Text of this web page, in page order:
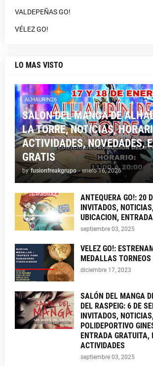
VALDEPEÑAS GO!
VÉLEZ GO!
LO MAS VISTO
ALHAURIN26
SALON DEL MANGA DE
LA TORRE, NOTICIAS,
ACTIVIDADES, NOVEDADES,
GRATIS
by fusionfreakgrupo - enero 16, 2026
ANTEQUERA GO!: 20
INVITADOS,
UBICACION,
septiembre 03, 2025
VELEZ GO!:
MEDALLAS TORNEOS
diciembre 17, 2023
SALÓN DEL MANGA
DEL RASPEIG: 6 DE
INVITADOS,
POLIDEPORTIVO
ENTRADA GRATUITA,
ACTIVIDADES
septiembre 03, 2025